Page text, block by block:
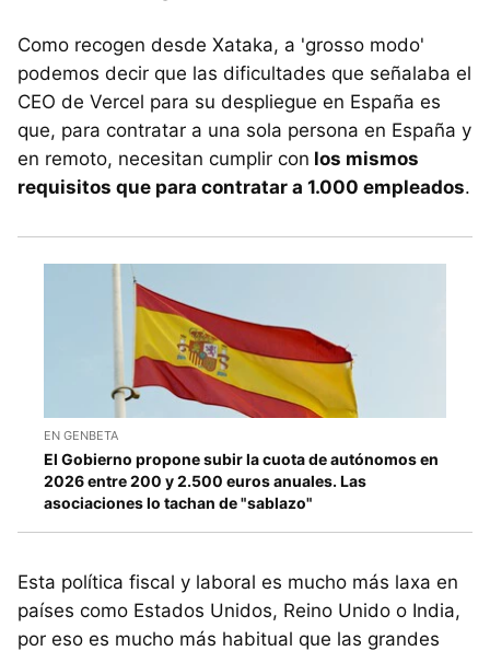
Como recogen desde Xataka, a 'grosso modo'
podemos decir que las dificultades que señalaba el
CEO de Vercel para su despliegue en España es
que, para contratar a una sola persona en España y
en remoto, necesitan cumplir con los mismos
requisitos que para contratar a 1.000 empleados.
EN GENBETA
El Gobierno propone subir la cuota de autónomos en
2026 entre 200 y 2.500 euros anuales. Las
asociaciones lo tachan de "sablazo"
Esta política fiscal y laboral es mucho más laxa en
países como Estados Unidos, Reino Unido o India,
por eso es mucho más habitual que las grandes